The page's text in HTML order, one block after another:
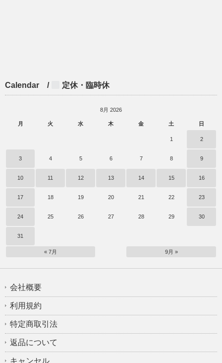
Calendar / 定休・臨時休
8月 2026
月 火 水 木 金 土 日
1 2
3 4 5 6 7 8 9
10 11 12 13 14 15 16
17 18 19 20 21 22 23
24 25 26 27 28 29 30
31
« 7月 9月 »
会社概要
利用規約
特定商取引法
返品について
キャンセル